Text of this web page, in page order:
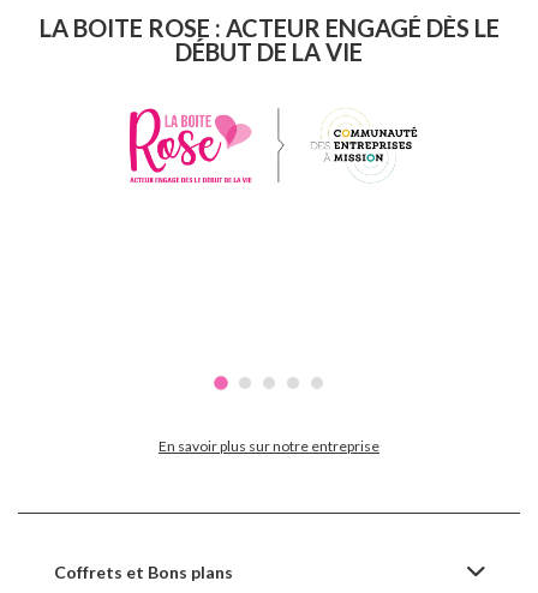
LA BOITE ROSE : ACTEUR ENGAGÉ DÈS LE
DÉBUT DE LA VIE
En savoir plus sur notre entreprise
Coffrets et Bons plans